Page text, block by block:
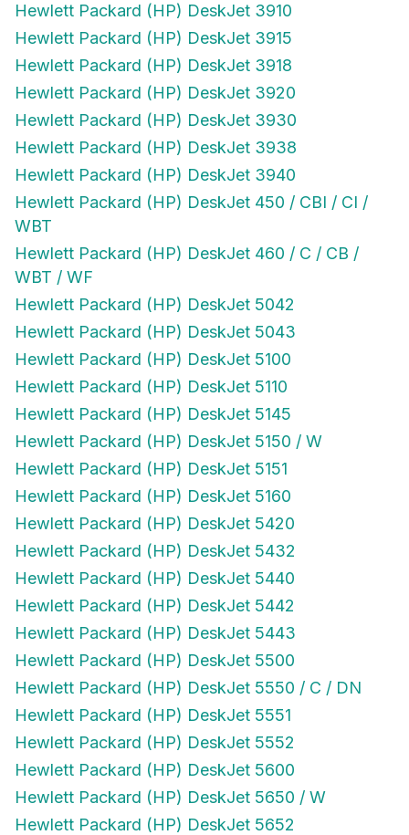
Hewlett Packard (HP) DeskJet 3910
Hewlett Packard (HP) DeskJet 3915
Hewlett Packard (HP) DeskJet 3918
Hewlett Packard (HP) DeskJet 3920
Hewlett Packard (HP) DeskJet 3930
Hewlett Packard (HP) DeskJet 3938
Hewlett Packard (HP) DeskJet 3940
Hewlett Packard (HP) DeskJet 450 / CBI / CI /
WBT
Hewlett Packard (HP) DeskJet 460 / C / CB /
WBT / WF
Hewlett Packard (HP) DeskJet 5042
Hewlett Packard (HP) DeskJet 5043
Hewlett Packard (HP) DeskJet 5100
Hewlett Packard (HP) DeskJet 5110
Hewlett Packard (HP) DeskJet 5145
Hewlett Packard (HP) DeskJet 5150 / W
Hewlett Packard (HP) DeskJet 5151
Hewlett Packard (HP) DeskJet 5160
Hewlett Packard (HP) DeskJet 5420
Hewlett Packard (HP) DeskJet 5432
Hewlett Packard (HP) DeskJet 5440
Hewlett Packard (HP) DeskJet 5442
Hewlett Packard (HP) DeskJet 5443
Hewlett Packard (HP) DeskJet 5500
Hewlett Packard (HP) DeskJet 5550 / C / DN
Hewlett Packard (HP) DeskJet 5551
Hewlett Packard (HP) DeskJet 5552
Hewlett Packard (HP) DeskJet 5600
Hewlett Packard (HP) DeskJet 5650 / W
Hewlett Packard (HP) DeskJet 5652